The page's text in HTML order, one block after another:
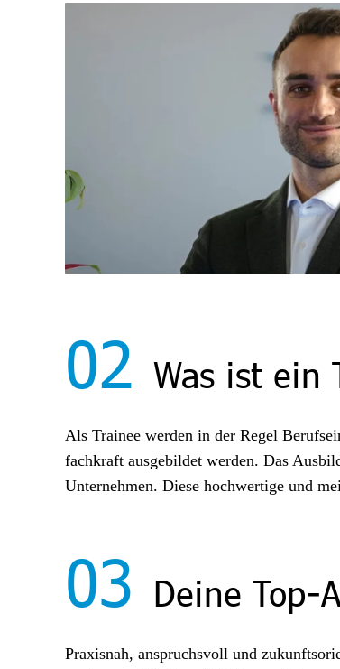
02 Was ist ein
Als Trainee werden in der Regel
fachkraft ausgebildet werden. Das
Unternehmen. Diese hochwertige und
03 Deine Top-
Praxisnah, anspruchsvoll und